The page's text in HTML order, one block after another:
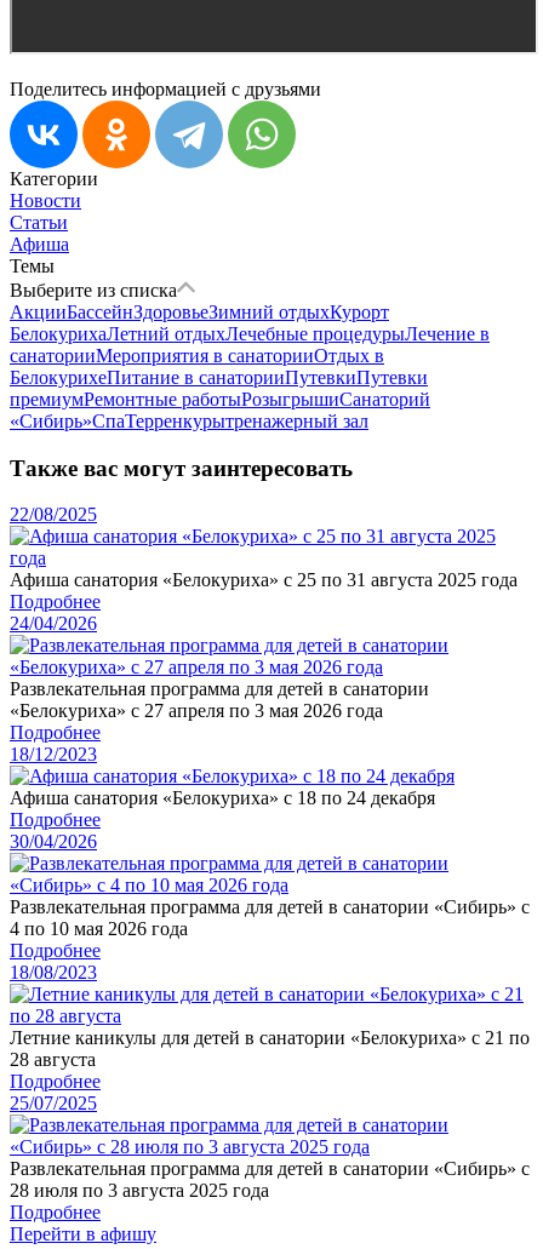
Поделитесь информацией с друзьями
Категории
Новости
Статьи
Афиша
Темы
Выберите из списка
АкцииБассейнЗдоровьеЗимний отдыхКурорт
БелокурихаЛетний отдыхЛечебные процедурыЛечение в
санаторииМероприятия в санаторииОтдых в
БелокурихеПитание в санаторииПутевкиПутевки
премиумРемонтные работыРозыгрышиСанаторий
«Сибирь»СпаТерренкурытренажерный зал
Также вас могут заинтересовать
22/08/2025
Афиша санатория «Белокуриха» с 25 по 31 августа 2025 года
Подробнее
24/04/2026
Развлекательная программа для детей в санатории
«Белокуриха» с 27 апреля по 3 мая 2026 года
Подробнее
18/12/2023
Афиша санатория «Белокуриха» с 18 по 24 декабря
Подробнее
30/04/2026
Развлекательная программа для детей в санатории «Сибирь» с
4 по 10 мая 2026 года
Подробнее
18/08/2023
Летние каникулы для детей в санатории «Белокуриха» с 21 по
28 августа
Подробнее
25/07/2025
Развлекательная программа для детей в санатории «Сибирь» с
28 июля по 3 августа 2025 года
Подробнее
Перейти в афишу